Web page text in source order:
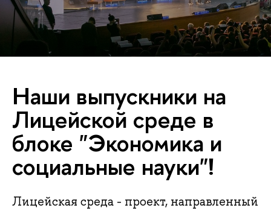
Наши выпускники на
Лицейской среде в
блоке "Экономика и
социальные науки"!
Лицейская среда - проект, направленный